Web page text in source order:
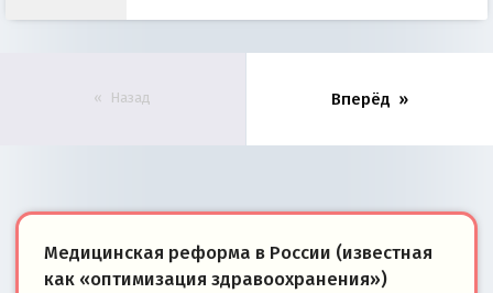
Назад Вперёд
Медицинская реформа в России (известная
как «оптимизация здравоохранения»)